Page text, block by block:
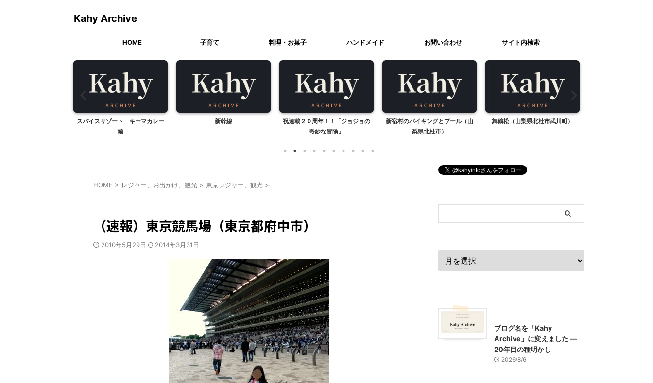
Kahy Archive
HOME 子育て 料理・お菓子 ハンドメイド お問い合わせ サイト内検索
スパイスリゾート キーマカレー
編
新幹線
祝連載２０周年！！「ジョジョの
奇妙な冒険」
新宿村のバイキングとプール（山
梨県北杜市）
舞鶴松（山梨県北杜市武川町）
HOME > レジャー、お出かけ、観光 > 東京レジャー、観光 >
（速報）東京競馬場（東京都府中市）
2010年5月29日 2014年3月31日
ブログ名を「Kahy
Archive」に変えました ―
20年目の種明かし
2026/8/6